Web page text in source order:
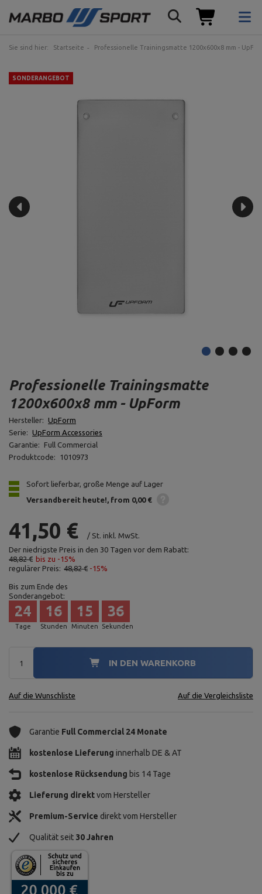
Sie sind hier: Startseite Professionelle Trainingsmatte 1200x600x8 mm -
SONDERANGEBOT
Professionelle Trainingsmatte
1200x600x8 mm - UpForm
Hersteller: UpForm
Serie: UpForm Accessories
Garantie:
Full Commercial
Produktcode:
1010973
Sofort lieferbar, große Menge auf Lager
Versandbereit heute! from 0,00 €
41,50 € / St. inkl. MwSt.
Der niedrigste Preis in den 30 Tagen vor dem Rabatt:
48,82 € bis zu -15%
regulärer Preis: 48,82 € -15%
Bis zum Ende des
Sonderangebot:
Tage
24
Stunden
16
Minuten
15
Sekunden
35
IN DEN WARENKORB
Auf die Wunschliste Auf die Vergleichsliste
Garantie Full Commercial 24 Monate
kostenlose Lieferung innerhalb DE & AT
kostenlose Rücksendung bis 14 Tage
Lieferung direktvom Hersteller
Premium-Service direkt vom Hersteller
Qualität seit 30 Jahren